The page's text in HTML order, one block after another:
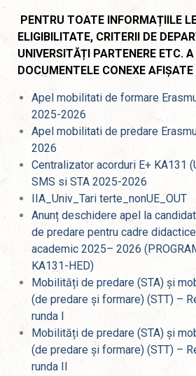
PENTRU TOATE INFORMAȚIILE
ELIGIBILITATE, CRITERII DE
UNIVERSITĂȚI PARTENERE ETC.
DOCUMENTELE CONEXE
Apel mobilitati de formare
2025-2026
Apel mobilitati de predare
2026
Centralizator acorduri E+ KA131
SMS si STA 2025-2026
IIA_Univ_Tari terte_nonUE_OUT
Anunț deschidere apel la
de predare pentru cadre
academic 2025– 2026
KA131-HED)
Mobilități de predare (STA) și
(de predare și formare) (STT) –
runda I
Mobilități de predare (STA) și
(de predare și formare) (STT) –
runda II